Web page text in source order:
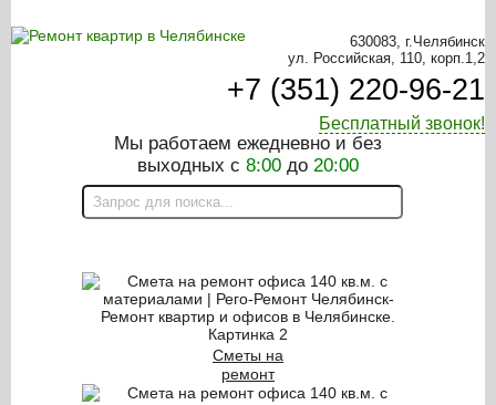
Мы работаем ежедневно и без
выходных с 8:00 до 20:00
Сметы на
ремонт
630083, г.Челябинск
ул. Российская, 110, корп.1,2
+7 (351) 220-96-21
Бесплатный звонок!